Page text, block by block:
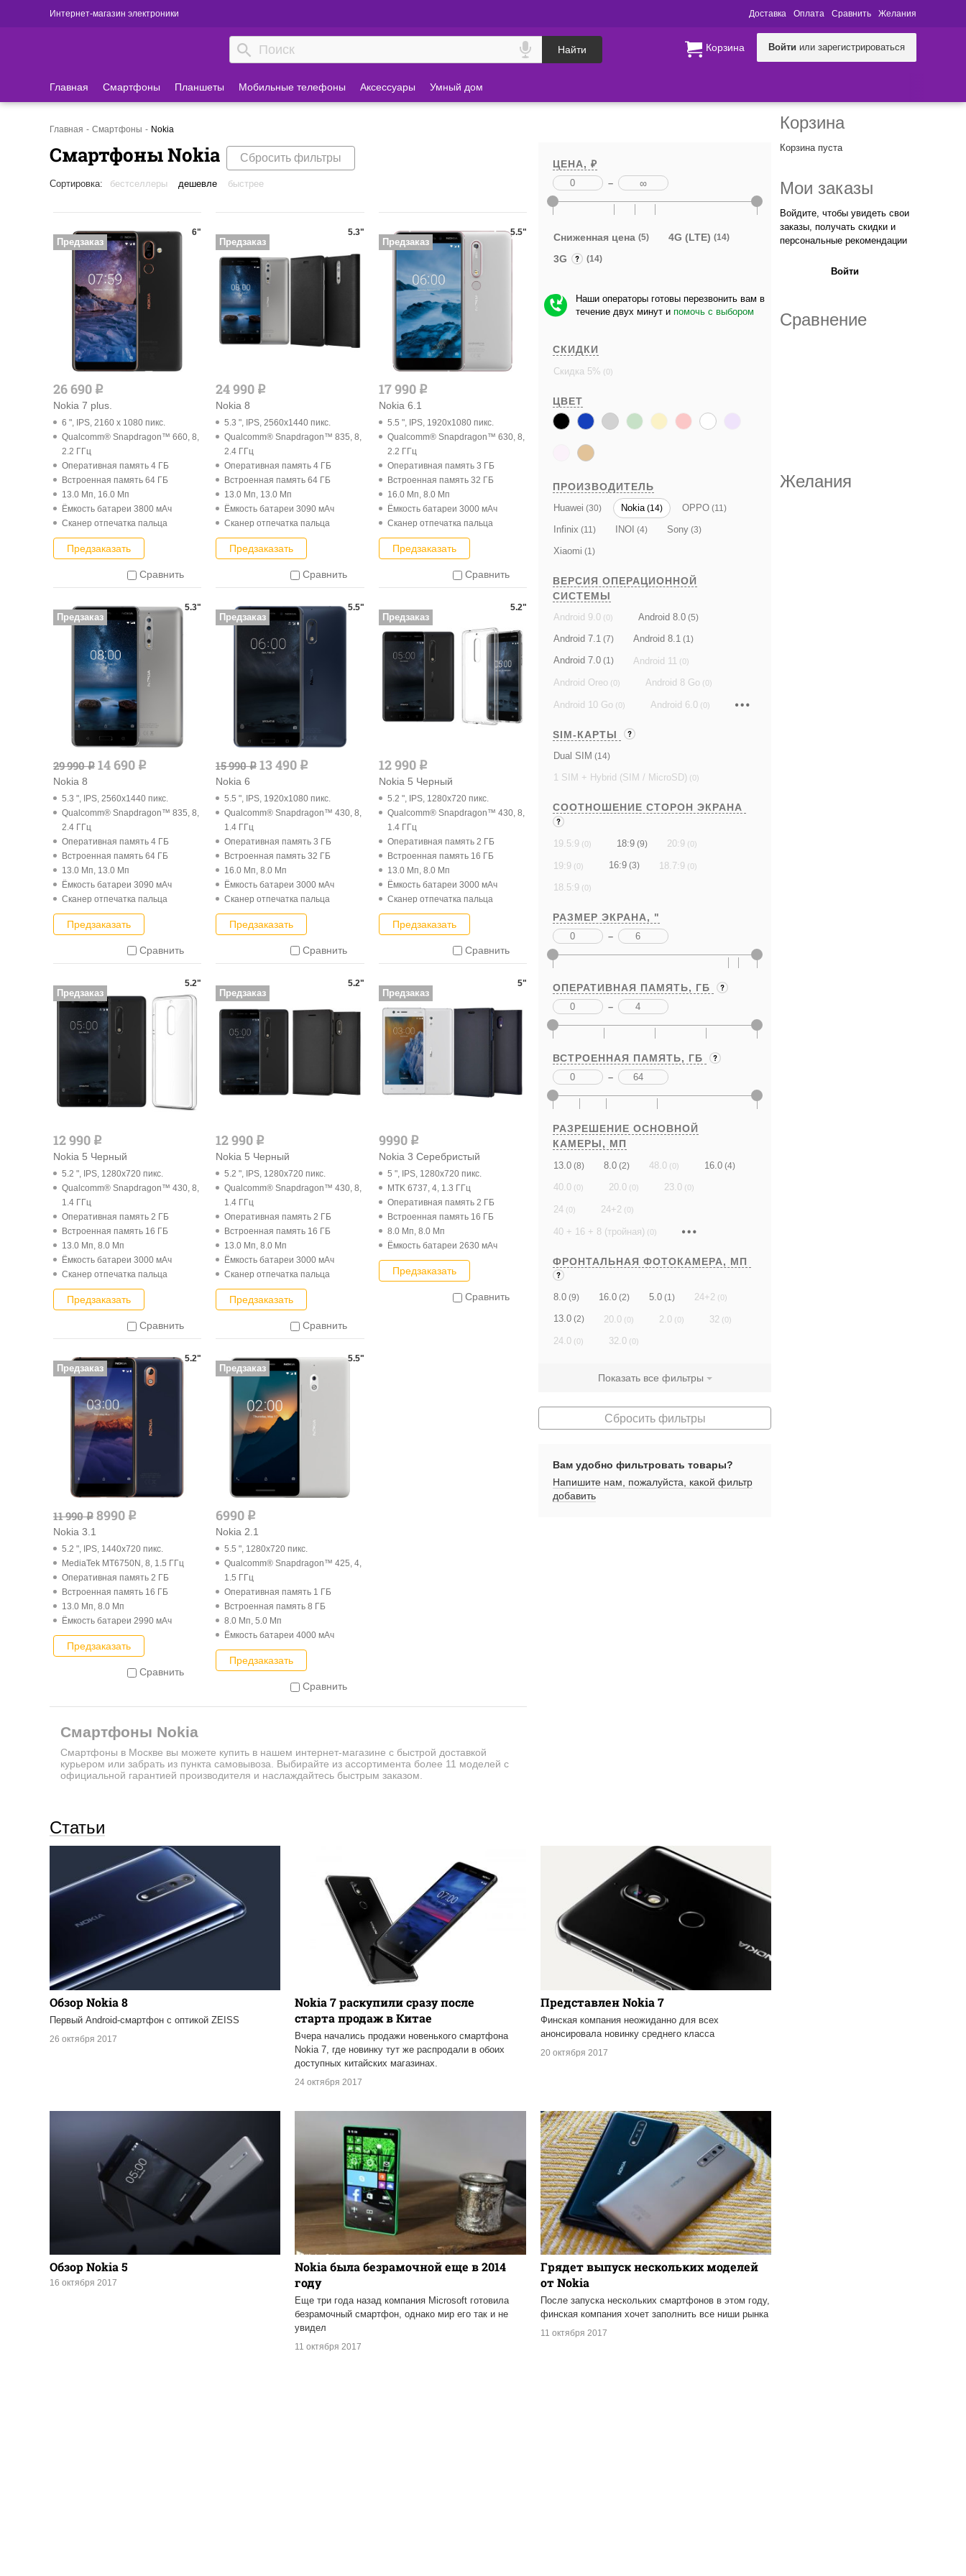
Интернет-магазин электроники Доставка Оплата Сравнить Желания
Найти Корзина Войти или зарегистрироваться
Главная Смартфоны Планшеты Мобильные телефоны Аксессуары Умный дом
Главная Смартфоны Nokia
Смартфоны Nokia Сбросить фильтры
Сортировка: бестселлеры дешевле быстрее
Смартфоны Nokia
Смартфоны в Москве вы можете купить в нашем интернет-магазине с быстрой доставкой
курьером или забрать из пункта самовывоза. Выбирайте из ассортимента более 11 моделей с
официальной гарантией производителя и наслаждайтесь быстрым заказом.
26 690 q
Nokia 7 plus.
6 ", IPS, 2160 x 1080 пикс.
Qualcomm® Snapdragon™ 660, 8,
2.2 ГГц
Оперативная память 4 ГБ
Встроенная память 64 ГБ
13.0 Мп, 16.0 Мп
Ёмкость батареи 3800 мАч
Cканер отпечатка пальца
Предзаказать
Сравнить
6"
Предзаказ
24 990 q
Nokia 8
5.3 ", IPS, 2560x1440 пикс.
Qualcomm® Snapdragon™ 835, 8,
2.4 ГГц
Оперативная память 4 ГБ
Встроенная память 64 ГБ
13.0 Мп, 13.0 Мп
Ёмкость батареи 3090 мАч
Cканер отпечатка пальца
Предзаказать
Сравнить
5.3"
Предзаказ
17 990 q
Nokia 6.1
5.5 ", IPS, 1920x1080 пикс.
Qualcomm® Snapdragon™ 630, 8,
2.2 ГГц
Оперативная память 3 ГБ
Встроенная память 32 ГБ
16.0 Мп, 8.0 Мп
Ёмкость батареи 3000 мАч
Cканер отпечатка пальца
Предзаказать
Сравнить
5.5"
Предзаказ
29 990q 14 690 q
Nokia 8
5.3 ", IPS, 2560x1440 пикс.
Qualcomm® Snapdragon™ 835, 8,
2.4 ГГц
Оперативная память 4 ГБ
Встроенная память 64 ГБ
13.0 Мп, 13.0 Мп
Ёмкость батареи 3090 мАч
Cканер отпечатка пальца
Предзаказать
Сравнить
5.3"
Предзаказ
15 990q 13 490 q
Nokia 6
5.5 ", IPS, 1920x1080 пикс.
Qualcomm® Snapdragon™ 430, 8,
1.4 ГГц
Оперативная память 3 ГБ
Встроенная память 32 ГБ
16.0 Мп, 8.0 Мп
Ёмкость батареи 3000 мАч
Cканер отпечатка пальца
Предзаказать
Сравнить
5.5"
Предзаказ
12 990 q
Nokia 5 Черный
5.2 ", IPS, 1280x720 пикс.
Qualcomm® Snapdragon™ 430, 8,
1.4 ГГц
Оперативная память 2 ГБ
Встроенная память 16 ГБ
13.0 Мп, 8.0 Мп
Ёмкость батареи 3000 мАч
Cканер отпечатка пальца
Предзаказать
Сравнить
5.2"
Предзаказ
12 990 q
Nokia 5 Черный
5.2 ", IPS, 1280x720 пикс.
Qualcomm® Snapdragon™ 430, 8,
1.4 ГГц
Оперативная память 2 ГБ
Встроенная память 16 ГБ
13.0 Мп, 8.0 Мп
Ёмкость батареи 3000 мАч
Cканер отпечатка пальца
Предзаказать
Сравнить
5.2"
Предзаказ
12 990 q
Nokia 5 Черный
5.2 ", IPS, 1280x720 пикс.
Qualcomm® Snapdragon™ 430, 8,
1.4 ГГц
Оперативная память 2 ГБ
Встроенная память 16 ГБ
13.0 Мп, 8.0 Мп
Ёмкость батареи 3000 мАч
Cканер отпечатка пальца
Предзаказать
Сравнить
5.2"
Предзаказ
9990 q
Nokia 3 Серебристый
5 ", IPS, 1280x720 пикс.
MTK 6737, 4, 1.3 ГГц
Оперативная память 2 ГБ
Встроенная память 16 ГБ
8.0 Мп, 8.0 Мп
Ёмкость батареи 2630 мАч
Предзаказать
Сравнить
5"
Предзаказ
11 990q 8990 q
Nokia 3.1
5.2 ", IPS, 1440x720 пикс.
MediaTek MT6750N, 8, 1.5 ГГц
Оперативная память 2 ГБ
Встроенная память 16 ГБ
13.0 Мп, 8.0 Мп
Ёмкость батареи 2990 мАч
Предзаказать
Сравнить
5.2"
Предзаказ
6990 q
Nokia 2.1
5.5 ", 1280x720 пикс.
Qualcomm® Snapdragon™ 425, 4,
1.5 ГГц
Оперативная память 1 ГБ
Встроенная память 8 ГБ
8.0 Мп, 5.0 Мп
Ёмкость батареи 4000 мАч
Предзаказать
Сравнить
5.5"
Предзаказ
ЦЕНА, ₽
–
Сниженная цена (5) 4G (LTE) (14)
3G (14)
Наши операторы готовы перезвонить вам в
течение двух минут и помочь с выбором
СКИДКИ
Скидка 5% (0)
ЦВЕТ
ПРОИЗВОДИТЕЛЬ
Huawei (30) Nokia (14) OPPO (11)
Infinix (11) INOI (4) Sony (3)
Xiaomi (1)
ВЕРСИЯ ОПЕРАЦИОННОЙ
СИСТЕМЫ
Android 9.0 (0) Android 8.0 (5)
Android 7.1 (7) Android 8.1 (1)
Android 7.0 (1) Android 11 (0)
Android Oreo (0) Android 8 Go (0)
Android 10 Go (0) Android 6.0 (0)
SIM-КАРТЫ
Dual SIM (14)
1 SIM + Hybrid (SIM / MicroSD) (0)
СООТНОШЕНИЕ СТОРОН ЭКРАНА
19.5:9 (0) 18:9 (9) 20:9 (0)
19:9 (0) 16:9 (3) 18.7:9 (0)
18.5:9 (0)
РАЗМЕР ЭКРАНА, "
–
ОПЕРАТИВНАЯ ПАМЯТЬ, ГБ
–
ВСТРОЕННАЯ ПАМЯТЬ, ГБ
–
РАЗРЕШЕНИЕ ОСНОВНОЙ
КАМЕРЫ, МП
13.0 (8) 8.0 (2) 48.0 (0) 16.0 (4)
40.0 (0) 20.0 (0) 23.0 (0)
24 (0) 24+2 (0)
40 + 16 + 8 (тройная) (0)
ФРОНТАЛЬНАЯ ФОТОКАМЕРА, МП
8.0 (9) 16.0 (2) 5.0 (1) 24+2 (0)
13.0 (2) 20.0 (0) 2.0 (0) 32 (0)
24.0 (0) 32.0 (0)
Показать все фильтры
Сбросить фильтры
Вам удобно фильтровать товары?
Напишите нам, пожалуйста, какой фильтр
добавить
Статьи
Обзор Nokia 8
Первый Android-смартфон с оптикой ZEISS
26 октября 2017
Nokia 7 раскупили сразу после
старта продаж в Китае
Вчера начались продажи новенького смартфона
Nokia 7, где новинку тут же распродали в обоих
доступных китайских магазинах.
24 октября 2017
Представлен Nokia 7
Финская компания неожиданно для всех
анонсировала новинку среднего класса
20 октября 2017
Обзор Nokia 5
16 октября 2017
Nokia была безрамочной еще в 2014
году
Еще три года назад компания Microsoft готовила
безрамочный смартфон, однако мир его так и не
увидел
11 октября 2017
Грядет выпуск нескольких моделей
от Nokia
После запуска нескольких смартфонов в этом году,
финская компания хочет заполнить все ниши рынка
11 октября 2017
Корзина
Корзина пуста
Мои заказы
Войдите, чтобы увидеть свои
заказы, получать скидки и
персональные рекомендации
Войти
Сравнение
Желания